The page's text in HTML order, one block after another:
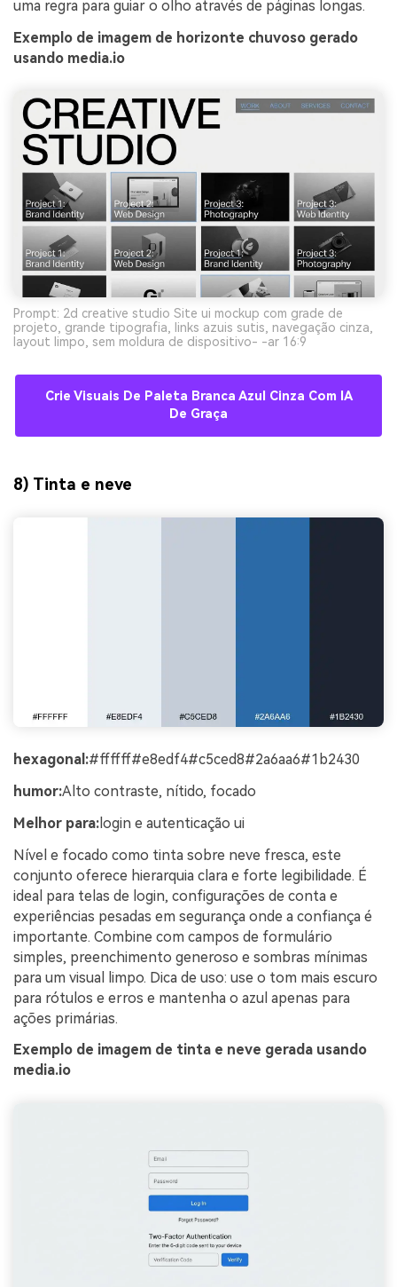
uma regra para guiar o olho através de páginas longas.
Exemplo de imagem de horizonte chuvoso gerado
usando media.io
Prompt: 2d creative studio Site ui mockup com grade de
projeto, grande tipografia, links azuis sutis, navegação cinza,
layout limpo, sem moldura de dispositivo- -ar 16:9
Crie Visuais De Paleta Branca Azul Cinza Com IA
De Graça
8) Tinta e neve
hexagonal:#ffffff#e8edf4#c5ced8#2a6aa6#1b2430
humor:Alto contraste, nítido, focado
Melhor para: login e autenticação ui
Nível e focado como tinta sobre neve fresca, este
conjunto oferece hierarquia clara e forte legibilidade. É
ideal para telas de login, configurações de conta e
experiências pesadas em segurança onde a confiança é
importante. Combine com campos de formulário
simples, preenchimento generoso e sombras mínimas
para um visual limpo. Dica de uso: use o tom mais escuro
para rótulos e erros e mantenha o azul apenas para
ações primárias.
Exemplo de imagem de tinta e neve gerada usando
media.io